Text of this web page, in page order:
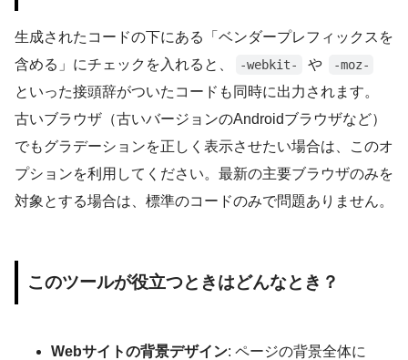
生成されたコードの下にある「ベンダープレフィックスを
含める」にチェックを入れると、
-webkit- や -moz-
といった接頭辞がついたコードも同時に出力されます。
古いブラウザ（古いバージョンのAndroidブラウザなど）
でもグラデーションを正しく表示させたい場合は、このオ
プションを利用してください。最新の主要ブラウザのみを
対象とする場合は、標準のコードのみで問題ありません。
このツールが役立つときはどんなとき？
Webサイトの背景デザイン: ページの背景全体に